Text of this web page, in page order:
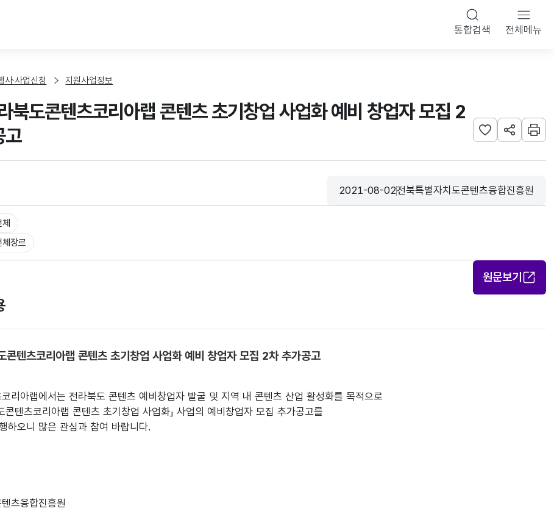
통합검색 전체메뉴
사·사업신청 지원사업정보
북도콘텐츠코리아랩 콘텐츠 초기창업 사업화 예비 창업자 모집 2
고
관심사 등록하기
URL 공유하
인쇄
등록일
2021-08-02
수집기관
전북특별자치도콘텐츠융합진흥원
체장르
원문보기
텐츠코리아랩 콘텐츠 초기창업 사업화 예비 창업자 모집 2차 추가공고
리아랩에서는 전라북도 콘텐츠 예비창업자 발굴 및 지역 내 콘텐츠 산업 활성화를 목적으로
콘텐츠코리아랩 콘텐츠 초기창업 사업화」 사업의 예비창업자 모집 추가공고를
하오니 많은 관심과 참여 바랍니다.